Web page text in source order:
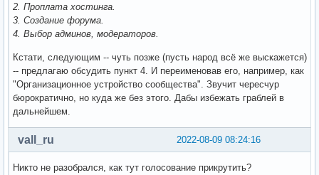
2. Проплата хостинга.
3. Создание форума.
4. Выбор админов, модераторов.
Кстати, следующим -- чуть позже (пусть народ всё же выскажется)
-- предлагаю обсудить пункт 4. И переименовав его, например, как
"Организационное устройство сообщества". Звучит чересчур
бюрократично, но куда же без этого. Дабы избежать граблей в
дальнейшем.
2022-08-09 08:24:16
vall_ru
Никто не разобрался, как тут голосование прикрутить?